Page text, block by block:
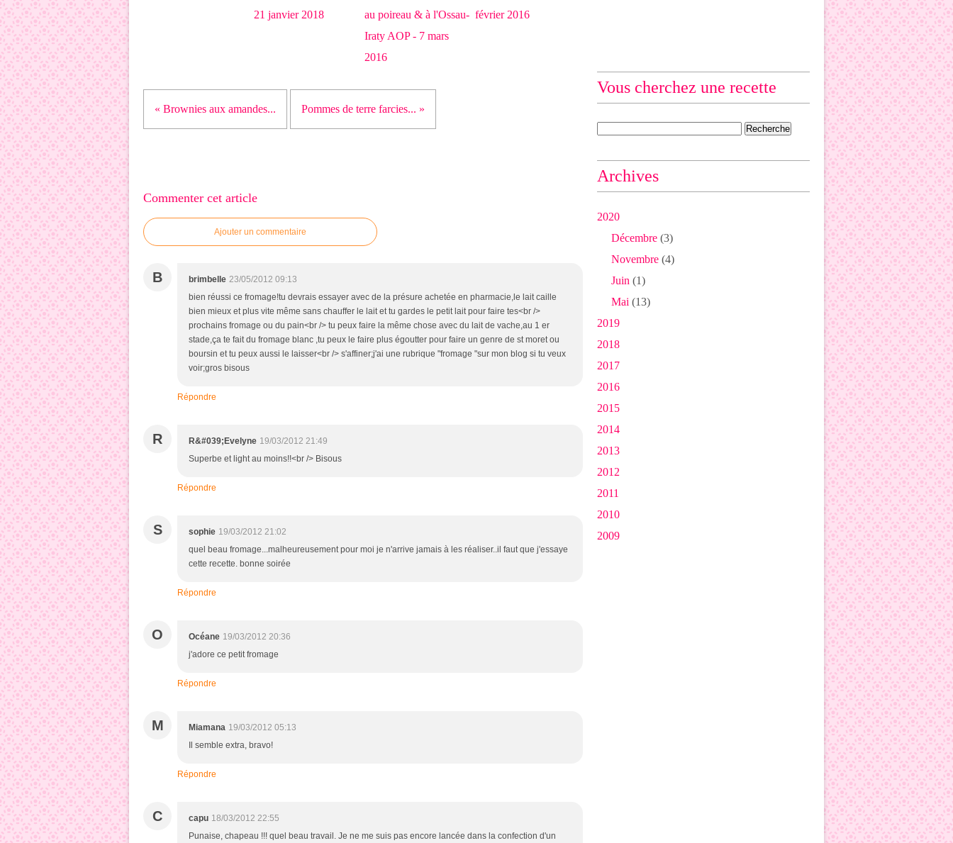
21 janvier 2018
au poireau & à l'Ossau-
Iraty AOP - 7 mars
2016
février 2016
« Brownies aux amandes... Pommes de terre farcies... »
Commenter cet article
Ajouter un commentaire
B brimbelle 23/05/2012 09:13
bien réussi ce fromage!tu devrais essayer avec de la présure achetée en pharmacie,le lait caille
bien mieux et plus vite même sans chauffer le lait et tu gardes le petit lait pour faire tes<br />
prochains fromage ou du pain<br /> tu peux faire la même chose avec du lait de vache,au 1 er
stade,ça te fait du fromage blanc ,tu peux le faire plus égoutter pour faire un genre de st moret ou
boursin et tu peux aussi le laisser<br /> s'affiner;j'ai une rubrique "fromage "sur mon blog si tu veux
voir;gros bisous
Répondre
R R&#039;Evelyne 19/03/2012 21:49
Superbe et light au moins!!<br /> Bisous
Répondre
S sophie 19/03/2012 21:02
quel beau fromage...malheureusement pour moi je n'arrive jamais à les réaliser..il faut que j'essaye
cette recette. bonne soirée
Répondre
O Océane 19/03/2012 20:36
j'adore ce petit fromage
Répondre
M Miamana 19/03/2012 05:13
Il semble extra, bravo!
Répondre
C capu 18/03/2012 22:55
Punaise, chapeau !!! quel beau travail. Je ne me suis pas encore lancée dans la confection d'un
Vous cherchez une recette
Archives
2020
Décembre (3)
Novembre (4)
Juin (1)
Mai (13)
2019
2018
2017
2016
2015
2014
2013
2012
2011
2010
2009